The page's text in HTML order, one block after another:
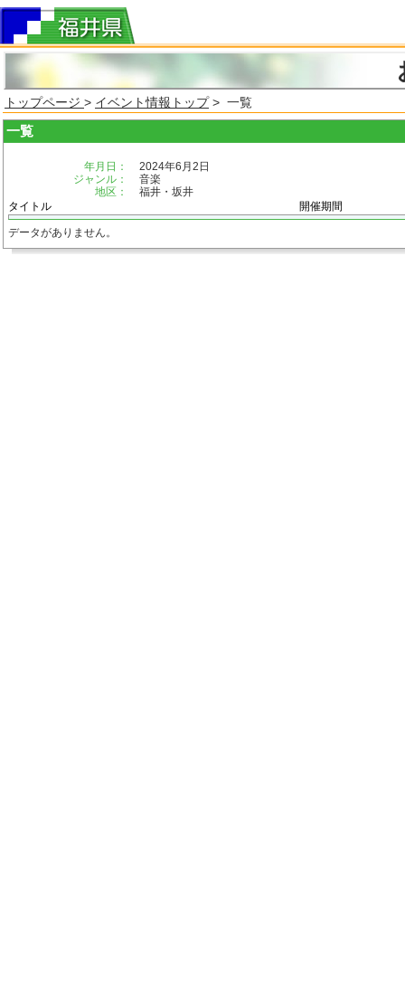
トップページ > イベント情報トップ> 一覧
一覧
年月日：
2024年6月2日
ジャンル：
音楽
地区：
福井・坂井
タイトル
開催期間
データがありません。